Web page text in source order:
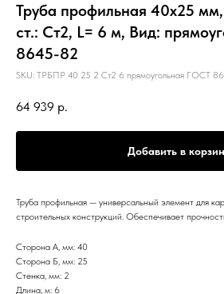
Труба профильная 40х25
ст.: Ст2, L= 6 м, Вид:
8645-82
SKU: ТРБПР 40 25 2 Ст2 6 прямоугольная ГОСТ
64 939 р.
Добавить в
Труба профильная — универсальный элемент для
строительных конструкций. Обеспечивает
Сторона А, мм: 40
Сторона Б, мм: 25
Стенка, мм: 2
Длина, м: 6